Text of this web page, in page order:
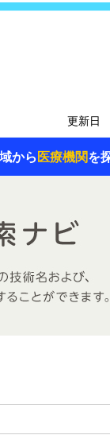
更新日
から 医療機関を